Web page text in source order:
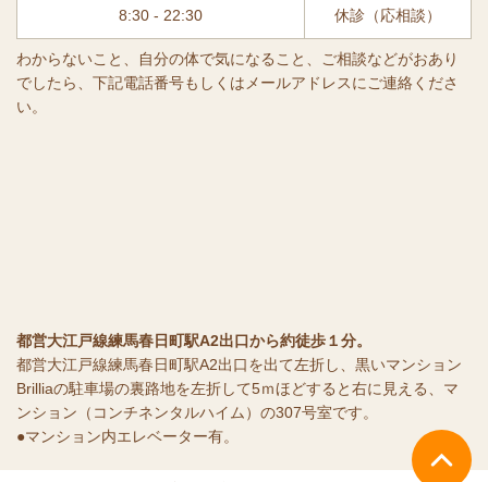
8:30 - 22:30 休診（応相談）
わからないこと、自分の体で気になること、ご相談などがおあり
でしたら、下記電話番号もしくはメールアドレスにご連絡くださ
い。
都営大江戸線練馬春日町駅A2出口から約徒歩１分。
都営大江戸線練馬春日町駅A2出口を出て左折し、黒いマンション
Brilliaの駐車場の裏路地を左折して5ｍほどすると右に見える、マ
ンション（コンチネンタルハイム）の307号室です。
●マンション内エレベーター有。